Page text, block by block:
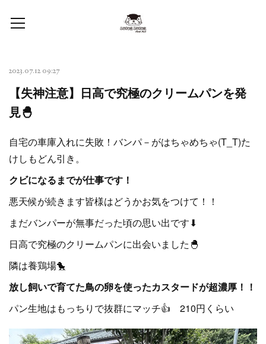
2023.07.12 09:27
【失神注意】日高で究極のクリームパンを発
見🐣
自宅の車庫入れに失敗！バンパ－がはちゃめちゃ(T_T)た
けしもどん引き。
クビになるまでが仕事です！
悪天候が続きます皆様はどうかお気をつけて！！
まだバンパーが無事だった頃の思い出です⬇
日高で究極のクリームパンに出会いました🐣
隣は養鶏場🐤
放し飼いで育てた鳥の卵を使ったカスタードが超濃厚！！
パン生地はもっちりで抜群にマッチ👍 210円くらい